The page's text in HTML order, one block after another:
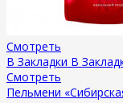
Смотреть
В Закладки В
Смотреть
Пельмени